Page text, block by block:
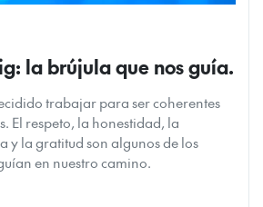
la brújula que nos guía.
trabajar para ser coherentes
El respeto, la honestidad, la
y la gratitud son algunos de los
en nuestro camino.